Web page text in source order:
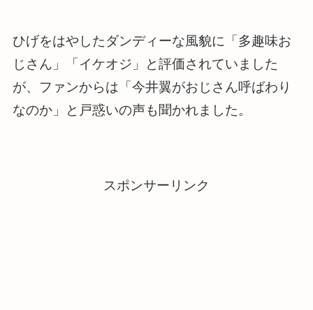
ひげをはやしたダンディーな風貌に「多趣味お
じさん」「イケオジ」と評価されていました
が、ファンからは「今井翼がおじさん呼ばわり
なのか」と戸惑いの声も聞かれました。
スポンサーリンク